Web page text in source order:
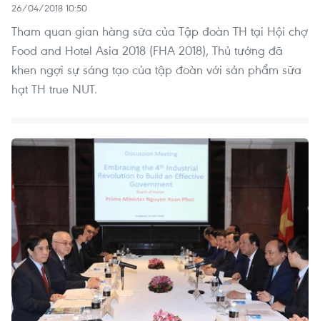
26/04/2018 10:50
Tham quan gian hàng sữa của Tập đoàn TH tại Hội chợ
Food and Hotel Asia 2018 (FHA 2018), Thủ tướng đã
khen ngợi sự sáng tạo của tập đoàn với sản phẩm sữa
hạt TH true NUT.